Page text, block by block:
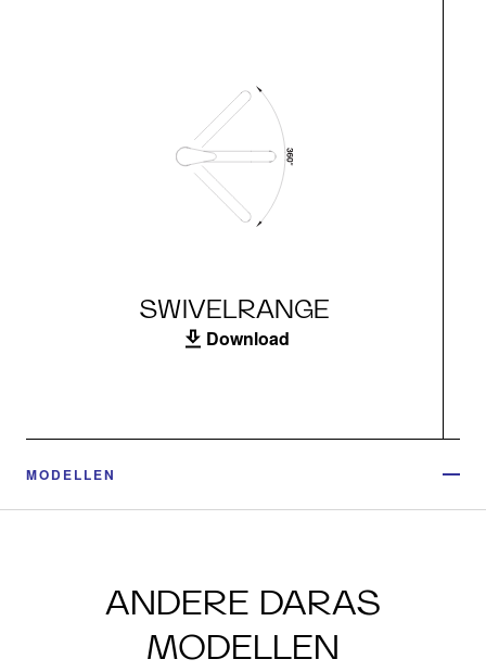
SWIVELRANGE
Download
MODELLEN
ANDERE DARAS
MODELLEN